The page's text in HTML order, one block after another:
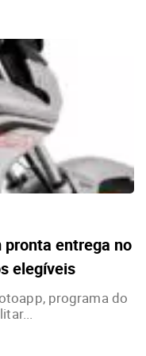
pronta entrega no
elegíveis
programa do